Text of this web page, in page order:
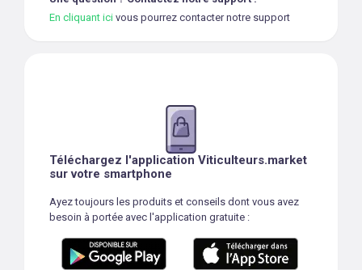
En cliquant ici vous pourrez contacter notre support
Téléchargez l'application Viticulteurs.market
sur votre smartphone
Ayez toujours les produits et conseils dont vous avez
besoin à portée avec l'application gratuite :